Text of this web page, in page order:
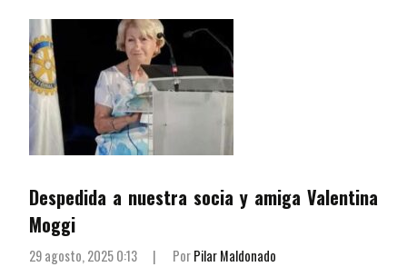
Despedida a nuestra socia y amiga Valentina
Moggi
29 agosto, 2025 0:13 | PorPilar Maldonado